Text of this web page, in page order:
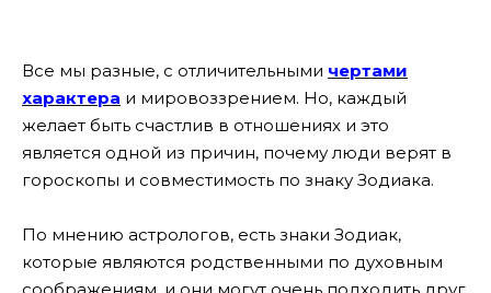
Все мы разные, с отличительными чертами
характера и мировоззрением. Но, каждый
желает быть счастлив в отношениях и это
является одной из причин, почему люди верят в
гороскопы и совместимость по знаку Зодиака.
По мнению астрологов, есть знаки Зодиак,
которые являются родственными по духовным